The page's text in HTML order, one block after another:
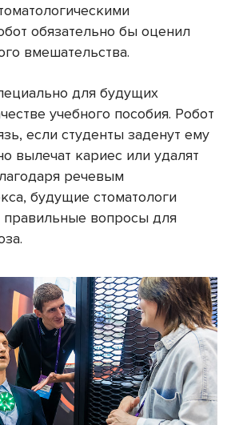
обязательно бы оценил
вмешательства.
для будущих
учебного пособия. Робот
если студенты заденут ему
вылечат кариес или удалят
речевым
будущие стоматологи
правильные вопросы для